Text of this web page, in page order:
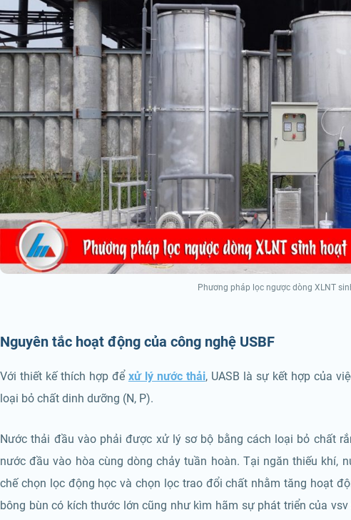
Phương pháp lọc ngược dòng XLNT
Nguyên tắc hoạt động của công nghệ USBF
Với thiết kế thích hợp để xử lý nước thải, UASB là sự kết hợp của
loại bỏ chất dinh dưỡng (N, P).
Nước thải đầu vào phải được xử lý sơ bộ bằng cách loại bỏ chất
nước đầu vào hòa cùng dòng chảy tuần hoàn. Tại ngăn thiếu khí,
chế chọn lọc động học và chọn lọc trao đổi chất nhằm tăng hoạt
bông bùn có kích thước lớn cũng như kìm hãm sự phát triển của